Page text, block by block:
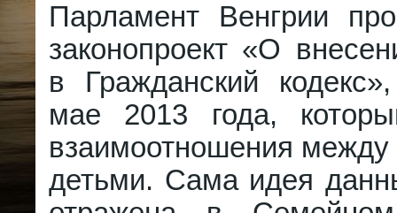
Парламент Венгрии
законопроект «О
в Гражданский
мае 2013 года,
взаимоотношения между
детьми. Сама идея